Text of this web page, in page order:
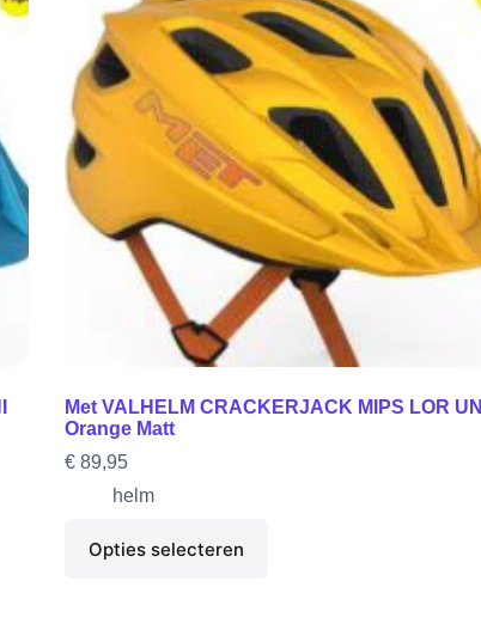
Met VALHELM CRACKERJACK MIPS LOR UNI
Orange Matt
€89,95
helm
Opties selecteren